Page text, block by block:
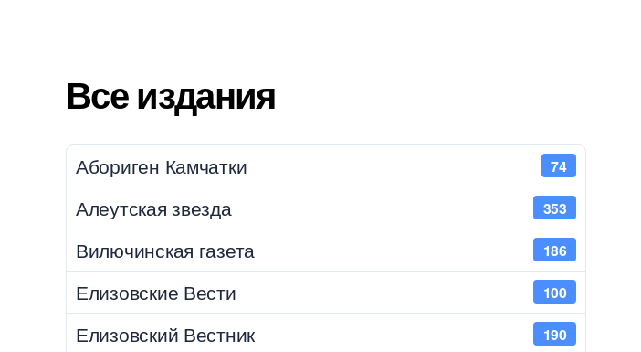
Все издания
Абориген Камчатки 74
Алеутская звезда 353
Вилючинская газета 186
Елизовские Вести 100
Елизовский Вестник 190